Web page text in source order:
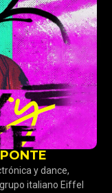
y dance,
italiano Eiffel